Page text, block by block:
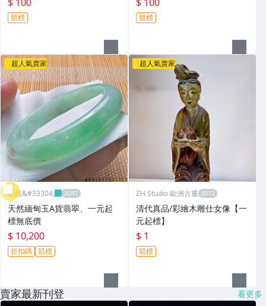
競標 競標
超人氣賣家
昕品&#33304;
天然緬甸玉A貨翡翠、一元起
標無底價
$ 10,200
折扣碼 競標
超人氣賣家
ZH Studio 歐洲古董
清代真品/彩繪木雕仕女像【一
元起標】
$ 1
競標
賣家最新刊登 看更多